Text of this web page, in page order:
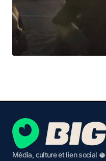
Média, culture et lien social 🥥